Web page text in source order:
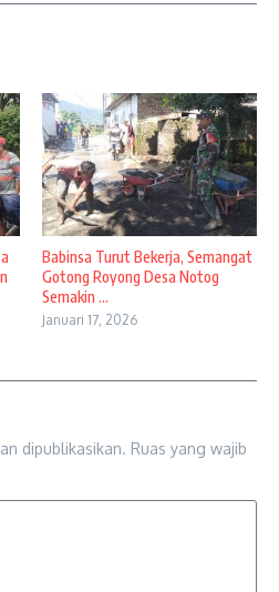
Babinsa Turut Bekerja, Semangat
Gotong Royong Desa Notog
Semakin ...
Januari 17, 2026
dipublikasikan. Ruas yang wajib